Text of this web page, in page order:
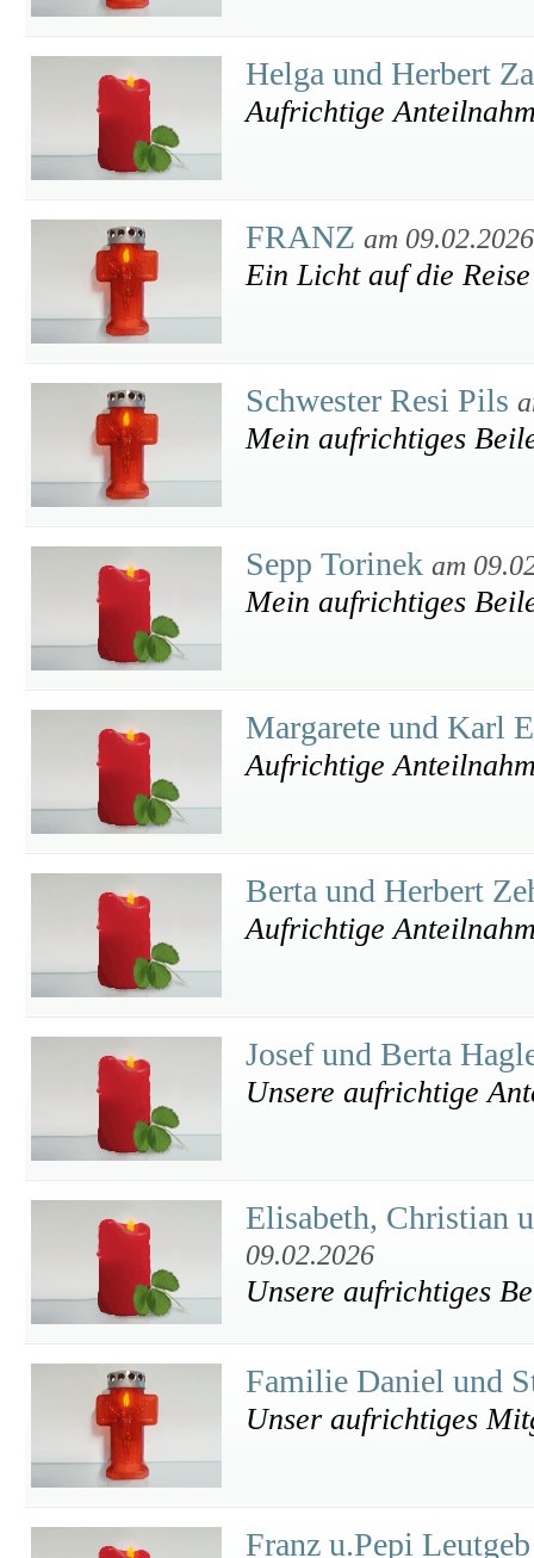
Helga und Herbert
Aufrichtige
FRANZ am 09.02.2026
Ein Licht auf die Reise
Schwester Resi Pils
Mein aufrichtiges
Sepp Torinek am
Mein aufrichtiges
Margarete und Karl
Aufrichtige
Berta und Herbert
Aufrichtige
Josef und Berta
Unsere aufrichtige
Elisabeth, Christian
09.02.2026
Unsere aufrichtiges
Familie Daniel und
Unser aufrichtiges
Franz u.Pepi